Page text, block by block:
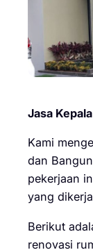
Jasa
Kami
dan
pekerjaan
yang
Berikut
renovasi